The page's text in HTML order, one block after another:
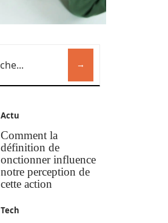
Actu
Comment la
définition de
onctionner influence
notre perception de
cette action
Tech